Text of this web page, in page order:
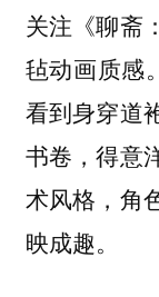
关注《聊斋
毡动画质感
看到身穿道
书卷，得意
术风格，角
映成趣。